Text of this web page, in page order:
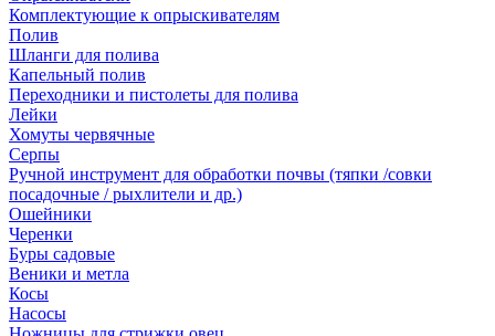
Комплектующие к опрыскивателям
Полив
Шланги для полива
Капельный полив
Переходники и пистолеты для полива
Лейки
Хомуты червячные
Серпы
Ручной инструмент для обработки почвы (тяпки /совки
посадочные / рыхлители и др.)
Ошейники
Черенки
Буры садовые
Веники и метла
Косы
Насосы